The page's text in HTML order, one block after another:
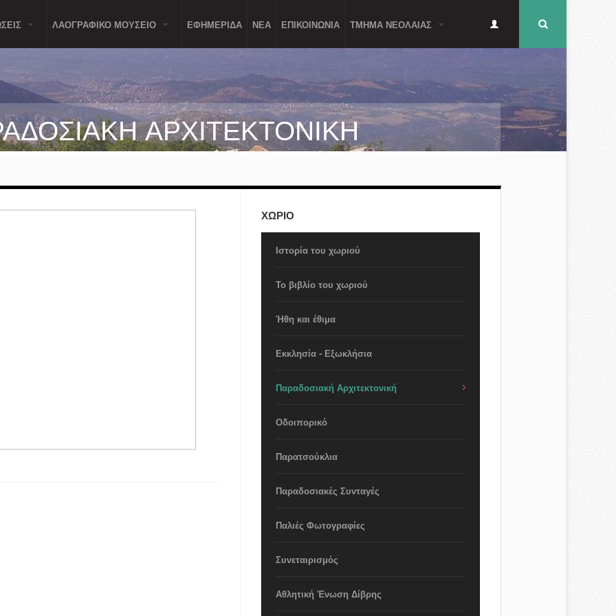
ΛΑΟΓΡΑΦΙΚΟ ΜΟΥΣΕΙΟ ΕΦΗΜΕΡΙΔΑ ΝΕΑ ΕΠΙΚΟΙΝΩΝΙΑ ΤΜΗΜΑ ΝΕΟΛΑΙΑΣ
αναζήτησης
μενού
ΑΡΧΙΤΕΚΤΟΝΙΚΗ
ΧΩΡΙΟ
Ιστορία του χωριού
Το βιβλίο του χωριού
Ήθη και έθιμα
Εκκλησία - Εξωκλήσια
Παραδοσιακή Αρχιτεκτονική
Οδοιπορικό
Παρατσούκλια
Παραδοσιακές Συνταγές
Παλιές Φωτογραφίες
Συνεταιρισμός
Αθλητική Ένωση Δίβρης